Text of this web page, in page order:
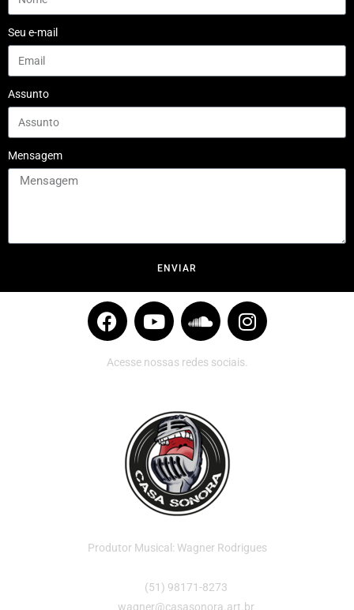
Seu e-mail
Assunto
Mensagem
ENVIAR
Acesse nossas redes sociais.
Produtor Musical: Wagner Rodrigues
(51) 98171-8273
wagner@casasonora.art.br